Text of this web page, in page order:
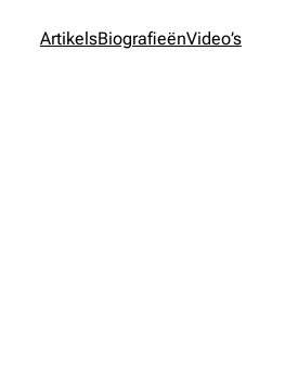
ArtikelsBiografieënVideo’s